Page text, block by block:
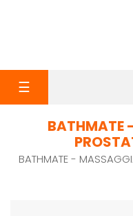
navigazione
☰
BATHMATE
BATHMATE -